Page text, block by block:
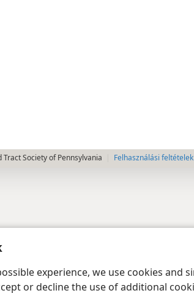
experience, we use cookies
or decline the use of additional
Society of Pennsylvania Felhasználási feltételek